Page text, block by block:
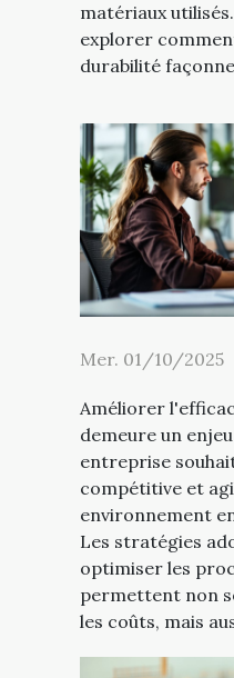
matériaux
explorer
durabilité
Mer. 01/10/2025
Améliorer
demeure un
entreprise
compétitive et
environnement
Les stratégies
optimiser les
permettent non
les coûts, mais